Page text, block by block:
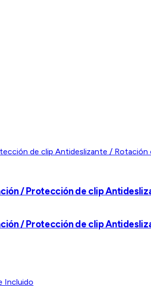
/ Protección de clip
/ Protección de clip